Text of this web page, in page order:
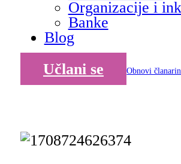
Organizacije i
Banke
Blog
Učlani se
Obnovi